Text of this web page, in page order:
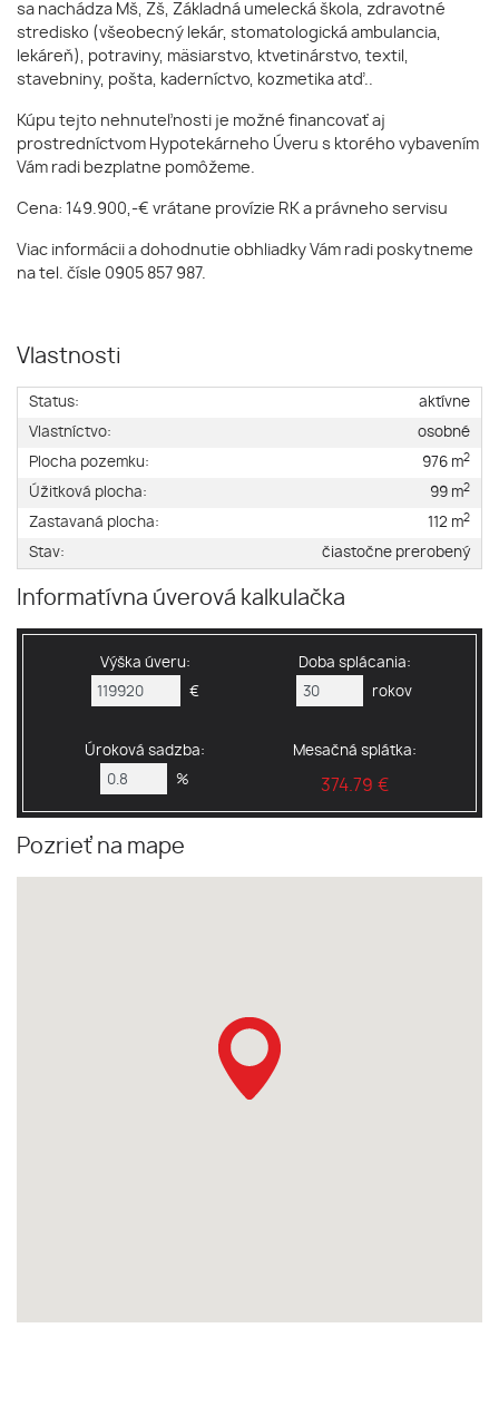
sa nachádza Mš, Zš, Základná umelecká škola, zdravotné
stredisko (všeobecný lekár, stomatologická ambulancia,
lekáreň), potraviny, mäsiarstvo, ktvetinárstvo, textil,
stavebniny, pošta, kaderníctvo, kozmetika atď..
Kúpu tejto nehnuteľnosti je možné financovať aj
prostredníctvom Hypotekárneho Úveru s ktorého vybavením
Vám radi bezplatne pomôžeme.
Cena: 149.900,-€ vrátane provízie RK a právneho servisu
Viac informácii a dohodnutie obhliadky Vám radi poskytneme
na tel. čísle 0905 857 987.
Vlastnosti
Status: aktívne
Vlastníctvo: osobné
Plocha pozemku: 976 m2
Úžitková plocha: 99 m2
Zastavaná plocha: 112 m2
Stav: čiastočne prerobený
Informatívna úverová kalkulačka
Výška úveru:
€
Doba splácania:
rokov
Úroková sadzba:
%
Mesačná splátka:
374.79 €
Pozrieť na mape